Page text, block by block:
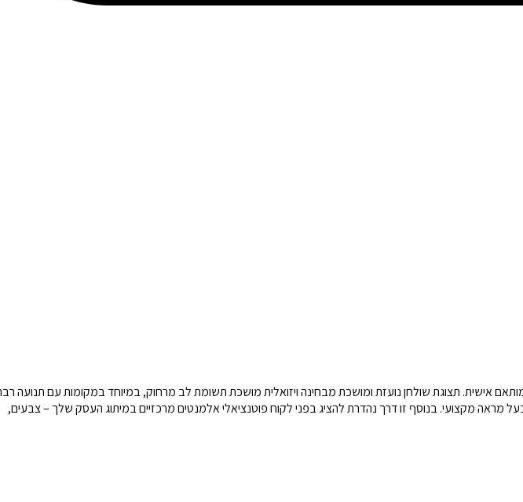
אישית. תצוגת שולחן נועזת ומושכת מבחינה ויזואלית מושכת תשומת לב מרחוק, במיוחד במקומות עם תנועה
מראה מקצועי. בנוסף זו דרך נהדרת להציג בפני לקוח פוטנציאלי אלמנטים מרכזיים במיתוג העסק שלך – צבעים,